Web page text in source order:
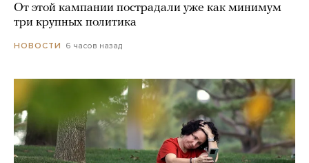
От этой кампании пострадали уже как минимум
три крупных политика
НОВОСТИ 6 часов назад